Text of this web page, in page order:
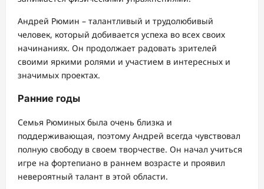
Андрей Рюмин – талантливый и трудолюбивый
человек, который добивается успеха во всех своих
начинаниях. Он продолжает радовать зрителей
своими яркими ролями и участием в интересных и
значимых проектах.
Ранние годы
Семья Рюминых была очень близка и
поддерживающая, поэтому Андрей всегда чувствовал
полную свободу в своем творчестве. Он начал учиться
игре на фортепиано в раннем возрасте и проявил
невероятный талант в этой области.